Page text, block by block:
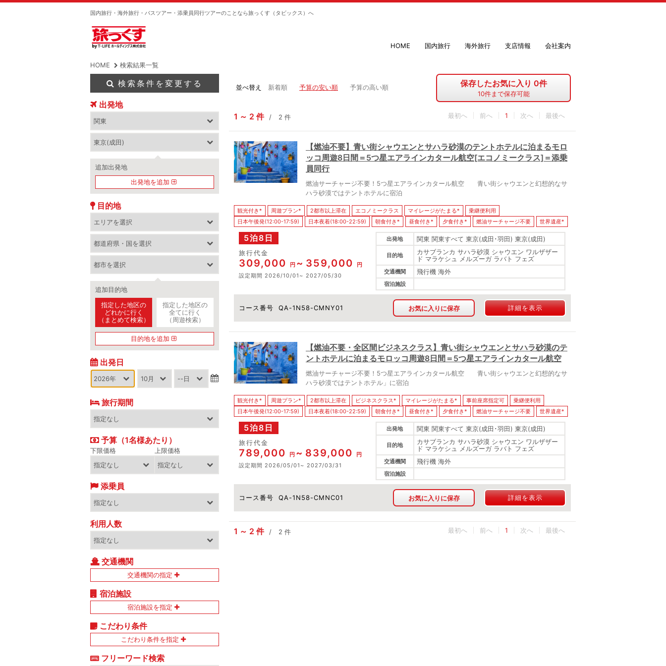
国内旅行・海外旅行・バスツアー・添乗員同行ツアーのことなら旅っくす（タビックス）へ
HOME 国内旅行 海外旅行 支店情報 会社案内
HOME 検索結果一覧
保存したお気に入り 0件
10件まで保存可能
並べ替え 新着順 予算の安い順 予算の高い順
1 2 件 2 件 最初へ 1 最後へ
【燃油不要】青い街シャウエンとサハラ砂漠のテントホテルに泊まるモロ
ッコ周遊8日間＝5つ星エアラインカタール航空[エコノミークラス]＝添乗
員同行
燃油サーチャージ不要！5つ星エアラインカタール航空 青い街シャウエンと幻想的なサ
ハラ砂漠ではテントホテルに宿泊
観光付き* 周遊プラン* 2都市以上滞在 エコノミークラス マイレージがたまる*
乗継便利用
日本午後発(12:00-17:59)
日本夜着(18:00-22:59) 朝食付き* 昼食付き* 夕食付き* 燃油サーチャージ不要 世界遺産*
5泊8日
コース番号 QA-1N58-CMNY01
旅行代金
309,000 円 359,000
円
設定期間 2026/10/01 2027/05/30
出発地 関東 関東すべて 東京(成田･羽田) 東京(成田)
目的地
カサブランカ サハラ砂漠 シャウエン ワルザザー
ド マラケシュ メルズーガ ラバト フェズ
交通機関 飛行機 海外
宿泊施設
お気に入りに保存 詳細を表示
【燃油不要・全区間ビジネスクラス】青い街シャウエンとサハラ砂漠のテ
ントホテルに泊まるモロッコ周遊8日間＝5つ星エアラインカタール航空
燃油サーチャージ不要！5つ星エアラインカタール航空 青い街シャウエンと幻想的なサ
ハラ砂漠ではテントホテル」に宿泊
観光付き* 周遊プラン* 2都市以上滞在 ビジネスクラス* マイレージがたまる* 事前座席指定可
乗継便利用
日本午後発(12:00-17:59)
日本夜着(18:00-22:59) 朝食付き* 昼食付き* 夕食付き* 燃油サーチャージ不要 世界遺産*
5泊8日
コース番号 QA-1N58-CMNC01
旅行代金
789,000 円 839,000
円
設定期間 2026/05/01 2027/03/31
出発地 関東 関東すべて 東京(成田･羽田) 東京(成田)
目的地
カサブランカ サハラ砂漠 シャウエン ワルザザー
ド マラケシュ メルズーガ ラバト フェズ
交通機関 飛行機 海外
宿泊施設
お気に入りに保存 詳細を表示
1 2 件 2 件 最初へ 1 最後へ
検索条件を変更する
出発地
追加出発地
出発地を追加
目的地
追加目的地
指定した地区の
どれかに行く
（まとめて検索）
指定した地区の
全てに行く
（周遊検索）
目的地を追加
出発日
旅行期間
予算（1名様あたり）
下限価格 上限価格
添乗員
利用人数
交通機関
交通機関の指定
宿泊施設
宿泊施設を指定
こだわり条件
こだわり条件を指定
フリーワード検索